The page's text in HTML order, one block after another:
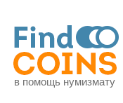
в помощь нумизмату